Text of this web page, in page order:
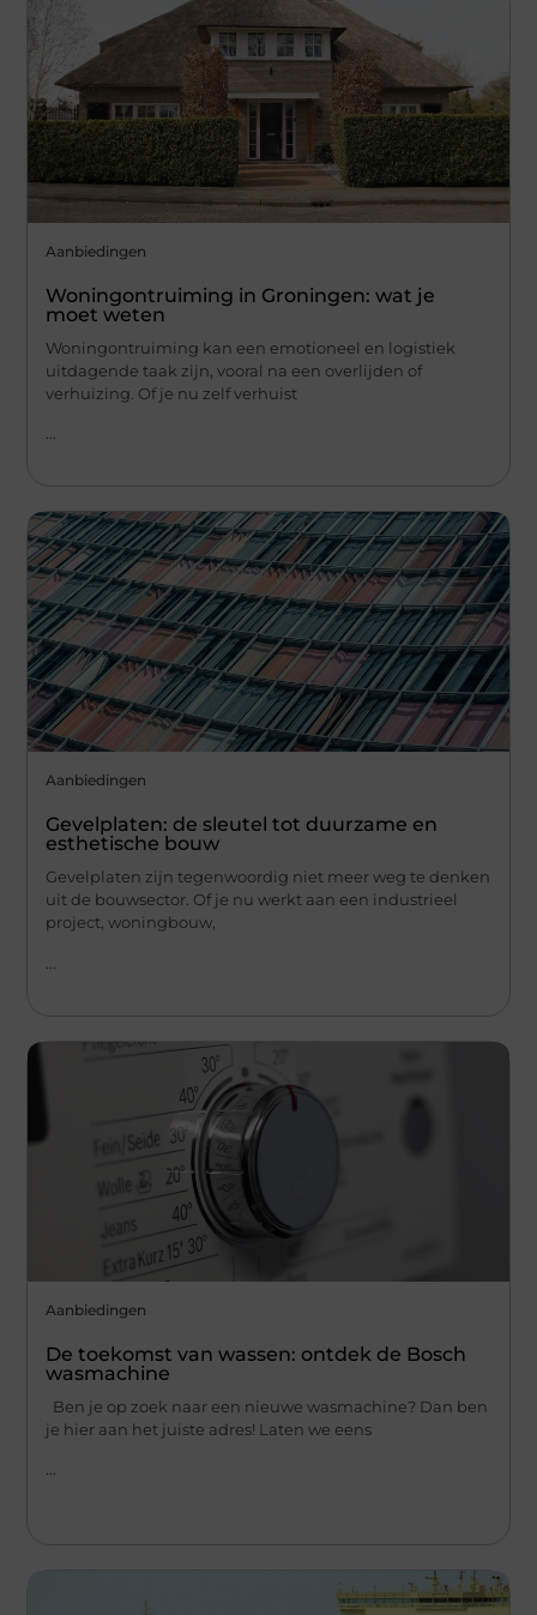
Aanbiedingen
Woningontruiming in Groningen: wat je
moet weten
Woningontruiming kan een emotioneel en logistiek
uitdagende taak zijn, vooral na een overlijden of
verhuizing. Of je nu zelf verhuist
...
Aanbiedingen
Gevelplaten: de sleutel tot duurzame en
esthetische bouw
Gevelplaten zijn tegenwoordig niet meer weg te denken
uit de bouwsector. Of je nu werkt aan een industrieel
project, woningbouw,
Aanbiedingen
De toekomst van wassen: ontdek de Bosch
wasmachine
Ben je op zoek naar een nieuwe wasmachine? Dan ben
je hier aan het juiste adres! Laten we eens